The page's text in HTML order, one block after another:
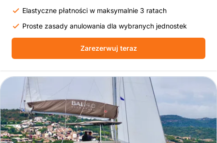
Elastyczne płatności w maksymalnie 3 ratach
Proste zasady anulowania dla wybranych jednostek
Zarezerwuj teraz